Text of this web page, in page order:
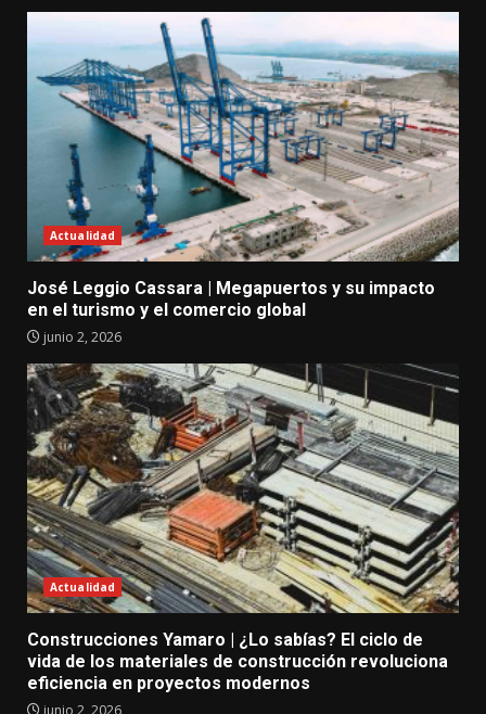
Actualidad
José Leggio Cassara | Megapuertos y su impacto
en el turismo y el comercio global
junio 2, 2026
Actualidad
Construcciones Yamaro | ¿Lo sabías? El ciclo de
vida de los materiales de construcción revoluciona
eficiencia en proyectos modernos